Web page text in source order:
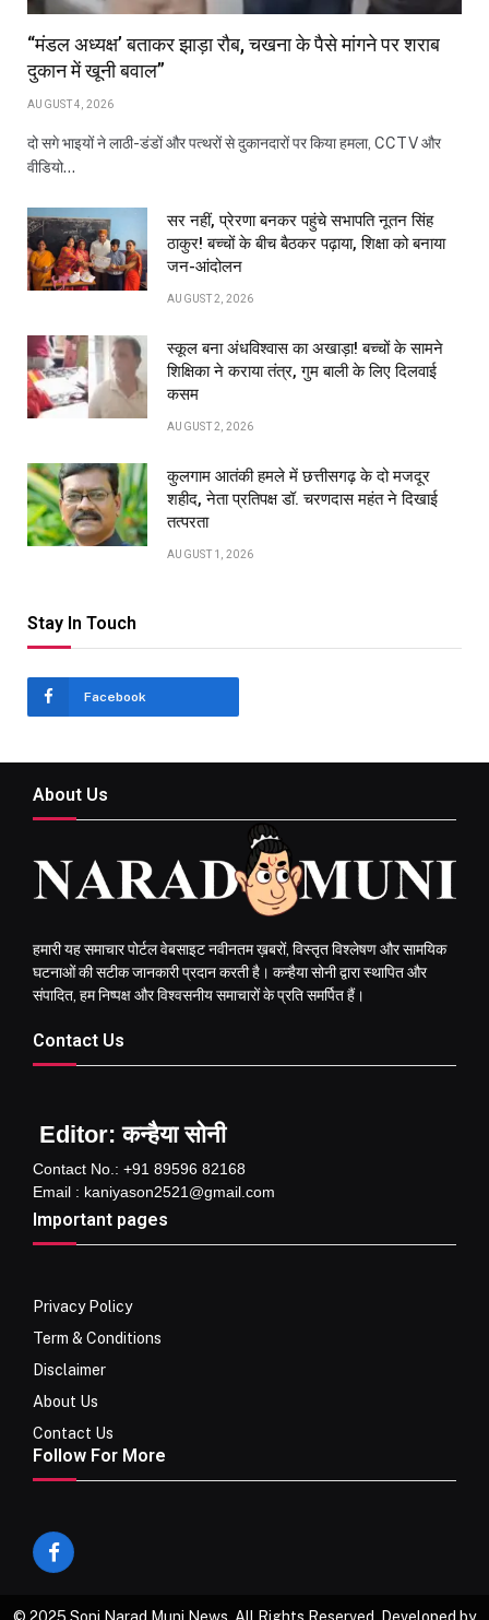
“मंडल अध्यक्ष’ बताकर झाड़ा रौब, चखना के पैसे मांगने पर शराब
दुकान में खूनी बवाल”
AUGUST 4, 2026
दो सगे भाइयों ने लाठी-डंडों और पत्थरों से दुकानदारों पर किया हमला, CCTV और
वीडियो…
सर नहीं, प्रेरणा बनकर पहुंचे सभापति नूतन सिंह
ठाकुर! बच्चों के बीच बैठकर पढ़ाया, शिक्षा को बनाया
जन-आंदोलन
AUGUST 2, 2026
स्कूल बना अंधविश्वास का अखाड़ा! बच्चों के सामने
शिक्षिका ने कराया तंत्र, गुम बाली के लिए दिलवाई
कसम
AUGUST 2, 2026
कुलगाम आतंकी हमले में छत्तीसगढ़ के दो मजदूर
शहीद, नेता प्रतिपक्ष डॉ. चरणदास महंत ने दिखाई
तत्परता
AUGUST 1, 2026
Stay In Touch
Facebook
About Us
हमारी यह समाचार पोर्टल वेबसाइट नवीनतम ख़बरों, विस्तृत विश्लेषण और सामयिक
घटनाओं की सटीक जानकारी प्रदान करती है। कन्हैया सोनी द्वारा स्थापित और
संपादित, हम निष्पक्ष और विश्वसनीय समाचारों के प्रति समर्पित हैं।
Contact Us
Editor: कन्हैया सोनी
Contact No.: +91 89596 82168
Email : kaniyason2521@gmail.com
Important pages
Privacy Policy
Term & Conditions
Disclaimer
About Us
Contact Us
Follow For More
Facebook